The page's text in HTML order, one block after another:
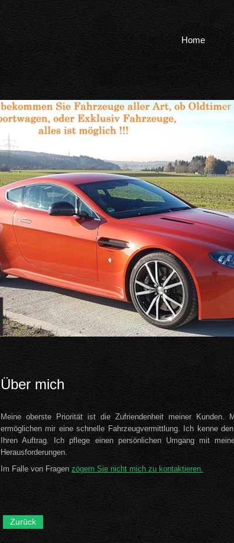
Home
Über mich
Meine oberste Priorität ist die Zufriendenheit meiner Kunden.
ermöglichen mir eine schnelle Fahrzeugvermittlung. Ich kenne
Ihren Auftrag. Ich pflege einen persönlichen Umgang mit
Herausforderungen.
Im Falle von Fragen zögern Sie nicht mich zu kontaktieren.
Zurück